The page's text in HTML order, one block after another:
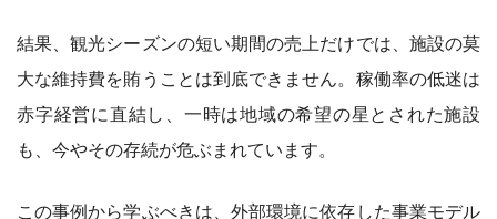
結果、観光シーズンの短い期間の売上だけでは、施設の莫
大な維持費を賄うことは到底できません。稼働率の低迷は
赤字経営に直結し、一時は地域の希望の星とされた施設
も、今やその存続が危ぶまれています。
この事例から学ぶべきは、外部環境に依存した事業モデル